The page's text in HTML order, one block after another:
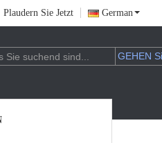
Plaudern Sie Jetzt German